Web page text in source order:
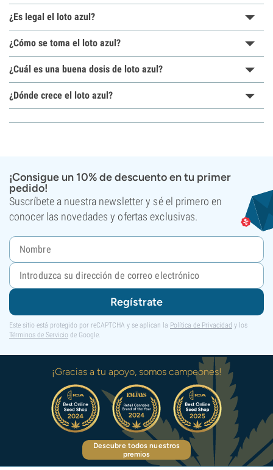
¿Es legal el loto azul?
¿Cómo se toma el loto azul?
¿Cuál es una buena dosis de loto azul?
¿Dónde crece el loto azul?
¡Consigue un 10% de descuento en tu primer
pedido!
Suscríbete a nuestra newsletter y sé el primero en
conocer las novedades y ofertas exclusivas.
Regístrate
Este sitio está protegido por reCAPTCHA y se aplican la Política de Privacidad y los
Términos de Servicio de Google.
¡Gracias a tu apoyo, somos campeones!
Descubre todos nuestros
premios